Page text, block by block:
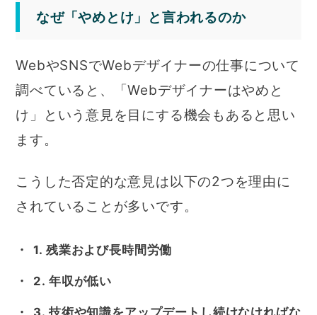
なぜ「やめとけ」と言われるのか
WebやSNSでWebデザイナーの仕事について
調べていると、「Webデザイナーはやめと
け」という意見を目にする機会もあると思い
ます。
こうした否定的な意見は以下の2つを理由に
されていることが多いです。
1. 残業および長時間労働
2. 年収が低い